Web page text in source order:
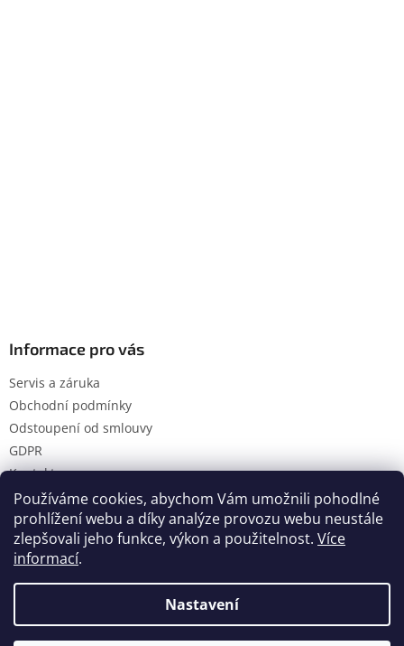
Používáme cookies, abychom Vám umožnili pohodlné
prohlížení webu a díky analýze provozu webu neustále
zlepšovali jeho funkce, výkon a použitelnost. Více
informací.
Nastavení
Informace pro vás
Servis a záruka
Obchodní podmínky
Odstoupení od smlouvy
GDPR
Kontakty
Vytvořil Shoptet
Hanol s.r.o.. Všechna práva vyhrazena.
Upravit nastavení cookies